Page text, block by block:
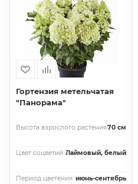
Гортензия метельчатая
"Панорама"
Высота взрослого растения70 см
Цвет соцветий Лаймовый, белый
Период цветения июнь-сентябрь